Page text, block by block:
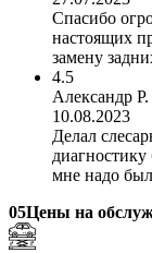
Спасибо
настоящих
замену
4.5
Александр Р.
10.08.2023
Делал
мне надо
05Цены на